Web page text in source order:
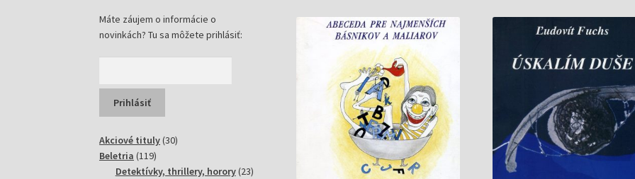
Máte záujem o informácie o
novinkách? Tu sa môžete prihlásiť:
Akciové tituly 3030
Beletria 119119
produktov
Detektívky, thrillery, horory 2323